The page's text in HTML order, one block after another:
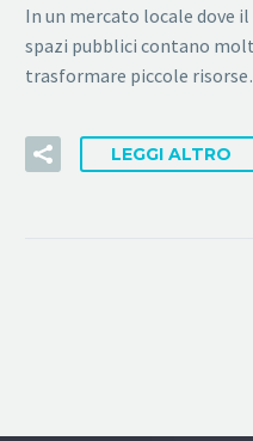
In un mercato locale dove
spazi pubblici contano
trasformare piccole
LEGGI ALTRO